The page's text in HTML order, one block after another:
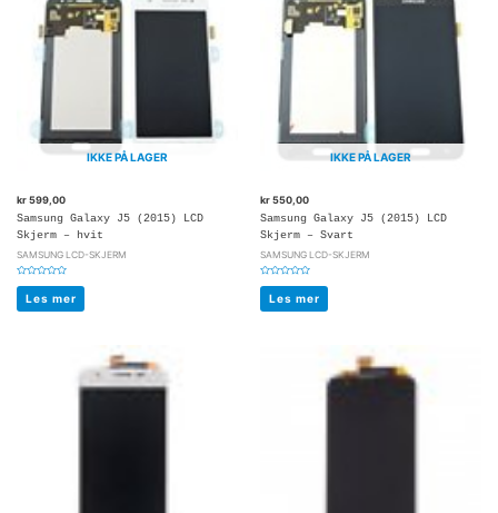
IKKE PÅ LAGER
kr599,00
Samsung Galaxy J5 (2015) LCD
Skjerm – hvit
SAMSUNG LCD-SKJERM
Vurdert
av
5
Les mer
IKKE PÅ LAGER
kr550,00
Samsung Galaxy J5 (2015) LCD
Skjerm – Svart
SAMSUNG LCD-SKJERM
Vurdert
av
5
Les mer